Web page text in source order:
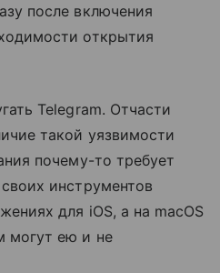
после включения
открытия
Telegram. Отчасти
такой уязвимости
почему-то требует
инструментов
для iOS, а на macOS
могут ею и не